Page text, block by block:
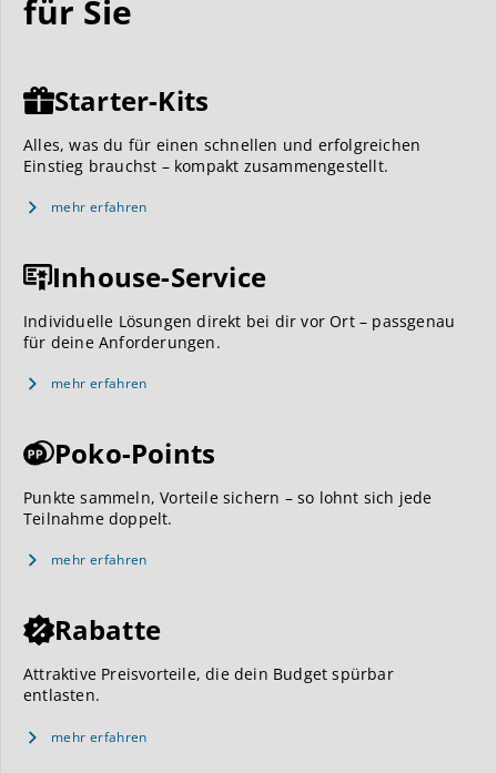
für Sie
Starter-Kits
Alles, was du für einen schnellen und erfolgreichen
Einstieg brauchst – kompakt zusammengestellt.
mehr erfahren
Inhouse-Service
Individuelle Lösungen direkt bei dir vor Ort – passgenau
für deine Anforderungen.
mehr erfahren
Poko-Points
Punkte sammeln, Vorteile sichern – so lohnt sich jede
Teilnahme doppelt.
mehr erfahren
Rabatte
Attraktive Preisvorteile, die dein Budget spürbar
entlasten.
mehr erfahren